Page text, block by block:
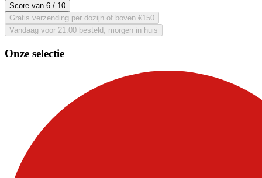
Score van 6 / 10
Gratis verzending per dozijn of boven €150
Vandaag voor 21:00 besteld, morgen in huis
Onze selectie